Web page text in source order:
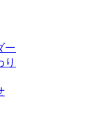
ー
り